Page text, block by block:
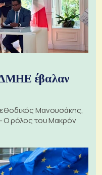
έβαλαν
Μανουσάκης,
Ο ρόλος του Μακρόν